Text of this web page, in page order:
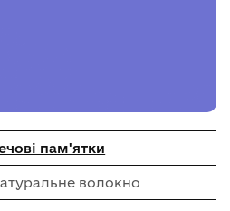
пам'ятки
волокно